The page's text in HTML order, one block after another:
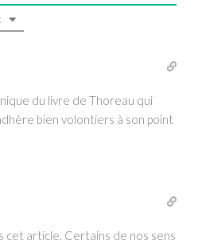
du livre de Thoreau qui
bien volontiers à son point
cet article. Certains de nos sens